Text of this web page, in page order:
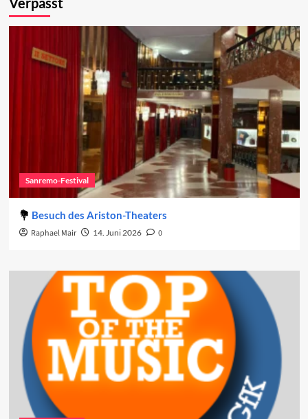
Sanremo-Festival
Besuch des Ariston-Theaters
Raphael Mair 14. Juni 2026 0